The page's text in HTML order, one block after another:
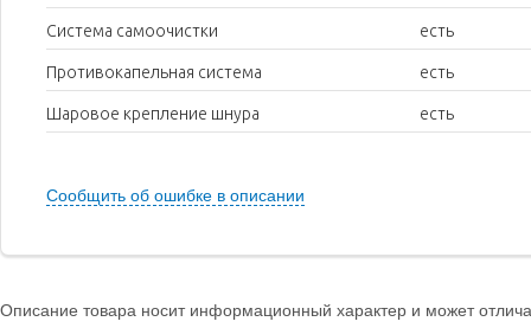
Система самоочистки есть
Противокапельная система есть
Шаровое крепление шнура есть
Сообщить об ошибке в описании
Описание товара носит информационный характер и может